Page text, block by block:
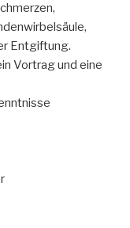
Entgiftung.
Vortrag und eine